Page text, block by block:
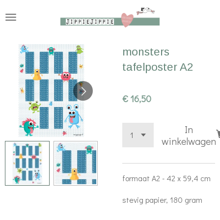
hoofdinhoud
monsters
tafelposter A2
€ 16,50
In
winkelwagen
formaat A2 - 42 x 59,4 cm
stevig papier, 180 gram